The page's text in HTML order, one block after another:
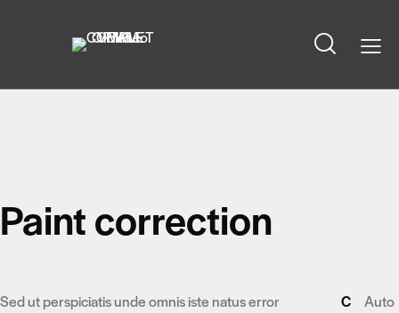
Paint correction
Sed ut perspiciatis unde omnis iste natus error
C
Auto